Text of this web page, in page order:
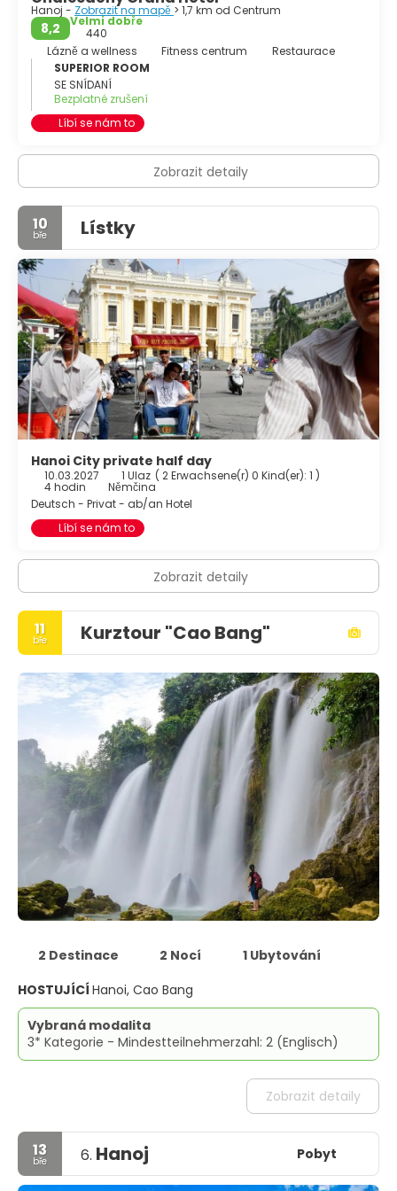
Hanoj - Zobrazit na mapě > 1,7 km od Centrum
8,2
Velmi dobře
440
Lázně a wellness
Fitness centrum
Restaurace
SUPERIOR ROOM
SE SNÍDANÍ
Bezplatné zrušení
Líbí se nám to
Zobrazit detaily
10
bře Lístky
Hanoi City private half day
10.03.2027 1 Ulaz ( 2 Erwachsene(r) 0 Kind(er): 1 )
4 hodin
Němčina
Deutsch - Privat - ab/an Hotel
Líbí se nám to
Zobrazit detaily
11
bře Kurztour "Cao Bang"
2 Destinace 2 Nocí
1 Ubytování
HOSTUJÍCÍ Hanoi, Cao Bang
Vybraná modalita
3* Kategorie - Mindestteilnehmerzahl: 2 (Englisch)
Zobrazit detaily
13
bře 6. Hanoj Pobyt